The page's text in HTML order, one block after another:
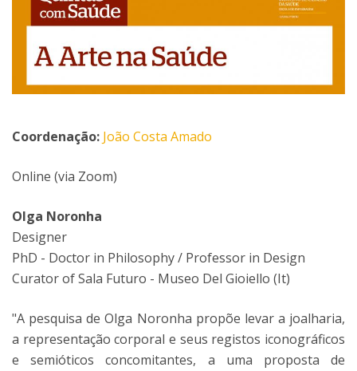
Coordenação: João Costa Amado
Online (via Zoom)
Olga Noronha
Designer
PhD - Doctor in Philosophy / Professor in Design
Curator of Sala Futuro - Museo Del Gioiello (It)
"A pesquisa de Olga Noronha propõe levar a joalharia,
a representação corporal e seus registos iconográficos
e semióticos concomitantes, a uma proposta de